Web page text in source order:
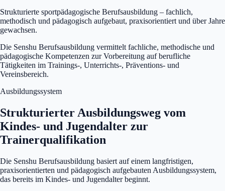
Strukturierte sportpädagogische Berufsausbildung – fachlich,
methodisch und pädagogisch aufgebaut, praxisorientiert und über Jahre
gewachsen.
Die Senshu Berufsausbildung vermittelt fachliche, methodische und
pädagogische Kompetenzen zur Vorbereitung auf berufliche
Tätigkeiten im Trainings-, Unterrichts-, Präventions- und
Vereinsbereich.
Ausbildungssystem
Strukturierter Ausbildungsweg vom
Kindes- und Jugendalter zur
Trainerqualifikation
Die Senshu Berufsausbildung basiert auf einem langfristigen,
praxisorientierten und pädagogisch aufgebauten Ausbildungssystem,
das bereits im Kindes- und Jugendalter beginnt.